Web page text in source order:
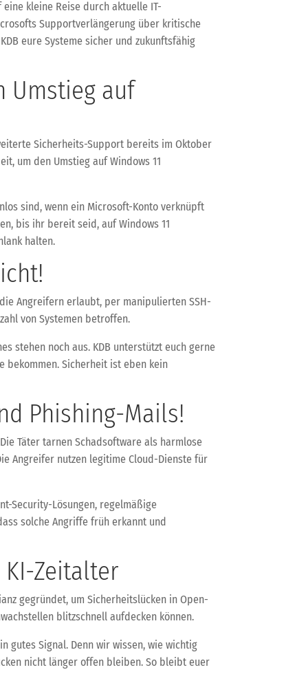
kleine Reise durch aktuelle IT-
Supportverlängerung über kritische
eure Systeme sicher und zukunftsfähig
Umstieg auf
Sicherheits-Support bereits im Oktober
um den Umstieg auf Windows 11
sind, wenn ein Microsoft-Konto verknüpft
bis ihr bereit seid, auf Windows 11
halten.
Angreifern erlaubt, per manipulierten SSH-
von Systemen betroffen.
stehen noch aus. KDB unterstützt euch gerne
bekommen. Sicherheit ist eben kein
Phishing-Mails!
Täter tarnen Schadsoftware als harmlose
Angreifer nutzen legitime Cloud-Dienste für
Security-Lösungen, regelmäßige
solche Angriffe früh erkannt und
Zeitalter
gegründet, um Sicherheitslücken in Open-
blitzschnell aufdecken können.
gutes Signal. Denn wir wissen, wie wichtig
nicht länger offen bleiben. So bleibt euer